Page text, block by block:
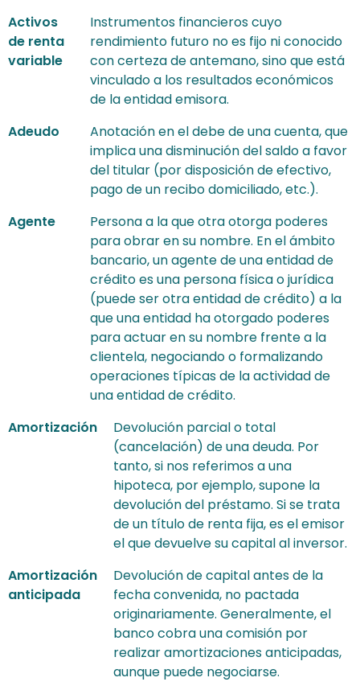
Activos
de renta
variable
Instrumentos financieros cuyo
rendimiento futuro no es fijo ni conocido
con certeza de antemano, sino que está
vinculado a los resultados económicos
de la entidad emisora.
Adeudo
Anotación en el debe de una cuenta, que
implica una disminución del saldo a favor
del titular (por disposición de efectivo,
pago de un recibo domiciliado, etc.).
Agente
Persona a la que otra otorga poderes
para obrar en su nombre. En el ámbito
bancario, un agente de una entidad de
crédito es una persona física o jurídica
(puede ser otra entidad de crédito) a la
que una entidad ha otorgado poderes
para actuar en su nombre frente a la
clientela, negociando o formalizando
operaciones típicas de la actividad de
una entidad de crédito.
Amortización
Devolución parcial o total
(cancelación) de una deuda. Por
tanto, si nos referimos a una
hipoteca, por ejemplo, supone la
devolución del préstamo. Si se trata
de un título de renta fija, es el emisor
el que devuelve su capital al inversor.
Amortización
anticipada
Devolución de capital antes de la
fecha convenida, no pactada
originariamente. Generalmente, el
banco cobra una comisión por
realizar amortizaciones anticipadas,
aunque puede negociarse.